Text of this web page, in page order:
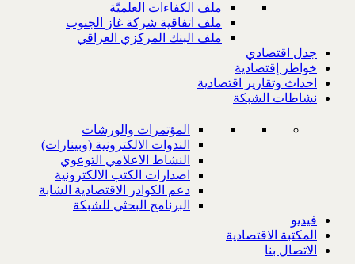
ملف الكفاءات العلميّة
ملف اتفاقية شركة غاز الجنوب
ملف البنك المركزي العراقي
جدل اقتصادي
خواطر إقتصادية
احداث وتقارير اقتصادية
نشاطات الشبكة
المؤتمرات والورشات
الندوات الالكترونية (وبينارات)
النشاط الاعلامي التوعوي
اصدارات الكتب الالكترونية
دعم الكوادر الاقتصادية الشابة
البرنامج البحثي للشبكة
فيديو
المكتبة الاقتصادية
الاتصال بنا